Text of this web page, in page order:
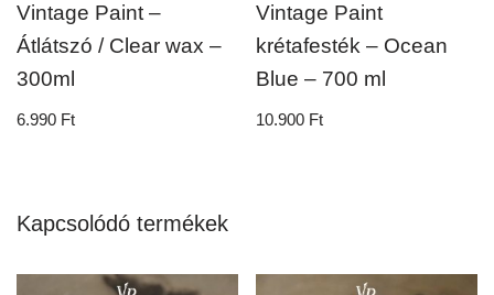
Vintage Paint –
Átlátszó / Clear wax –
300ml
6.990 Ft
Vintage Paint
krétafesték – Ocean
Blue – 700 ml
10.900 Ft
Kapcsolódó termékek